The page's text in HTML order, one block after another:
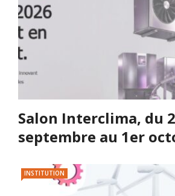
Salon Interclima, du
septembre au 1er
INSTITUTION